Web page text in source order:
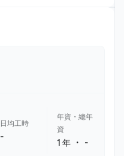
日均工時
-
年資・總年
資
1 年 ・ -